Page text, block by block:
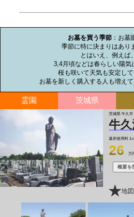
お墓を買う季節：お墓
季節に特に決まりはあり
とはいえ、例えば、
3,4月頃などは春らしい陽気
桜も咲いて天気も安定して
お墓を新しく購入する人も増えて
霊園 茨城県
茨城県 牛久市
牛
墓所使用料 1㎡
26 万
概要を
地